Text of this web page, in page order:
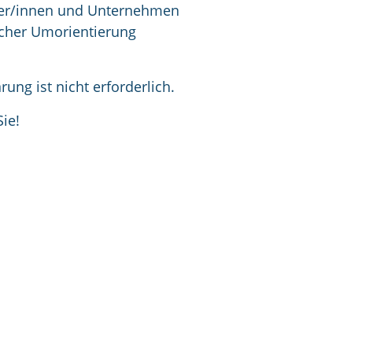
innen und Unternehmen
Umorientierung
ist nicht erforderlich.